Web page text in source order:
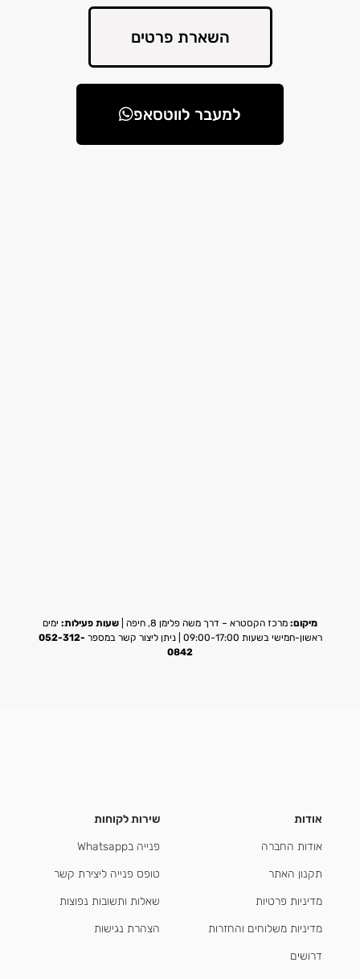
השארת פרטים
למעבר לווטסאפ
מיקום: מרכז הקסטרא – דרך משה פלימן 8, חיפה | שעות פעילות: ימים
ראשון-חמישי בשעות 09:00-17:00 | ניתן ליצור קשר במספר
052-312-
0842
אודות
אודות החברה
תקנון האתר
מדיניות פרטיות
מדיניות משלוחים והחזרות
דרושים
שירות לקוחות
פנייה בWhatsapp
טופס פנייה ליצירת קשר
שאלות ותשובות נפוצות
הצהרת נגישות